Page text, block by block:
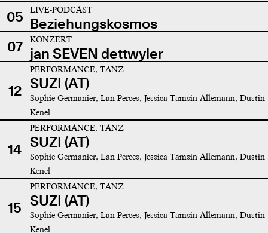
05 LIVE-PODCAST
Beziehungskosmos
07
KONZERT
jan SEVEN dettwyler
12
PERFORMANCE, TANZ
SUZI (AT)
Sophie Germanier, Lan Perces, Jessica Tamsin Allemann, Dustin
Kenel
14
PERFORMANCE, TANZ
SUZI (AT)
Sophie Germanier, Lan Perces, Jessica Tamsin Allemann, Dustin
Kenel
15
PERFORMANCE, TANZ
SUZI (AT)
Sophie Germanier, Lan Perces, Jessica Tamsin Allemann, Dustin
Kenel